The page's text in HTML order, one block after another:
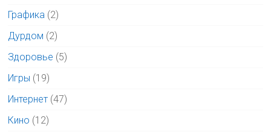
Графика (2)
Дурдом (2)
Здоровье (5)
Игры (19)
Интернет (47)
Кино (12)